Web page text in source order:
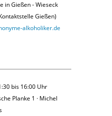
in Gießen - Wieseck
Gießen)
alkoholiker.de
bis 16:00 Uhr
Planke 1 · Michel